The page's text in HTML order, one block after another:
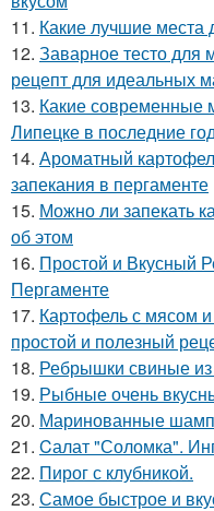
11. Какие лучшие места
12. Заварное тесто для
рецепт для идеальных
13. Какие современные
Липецке в последние
14. Ароматный
запекания в пергаменте
15. Можно ли запекать
об этом
16. Простой и Вкусный
Пергаменте
17. Картофель с мясом
простой и полезный
18. Ребрышки свиные из
19. Рыбные очень
20. Маринованные
21. Cалат "Соломка".
22. Пирог с клубникой.
23. Самое быстрое и